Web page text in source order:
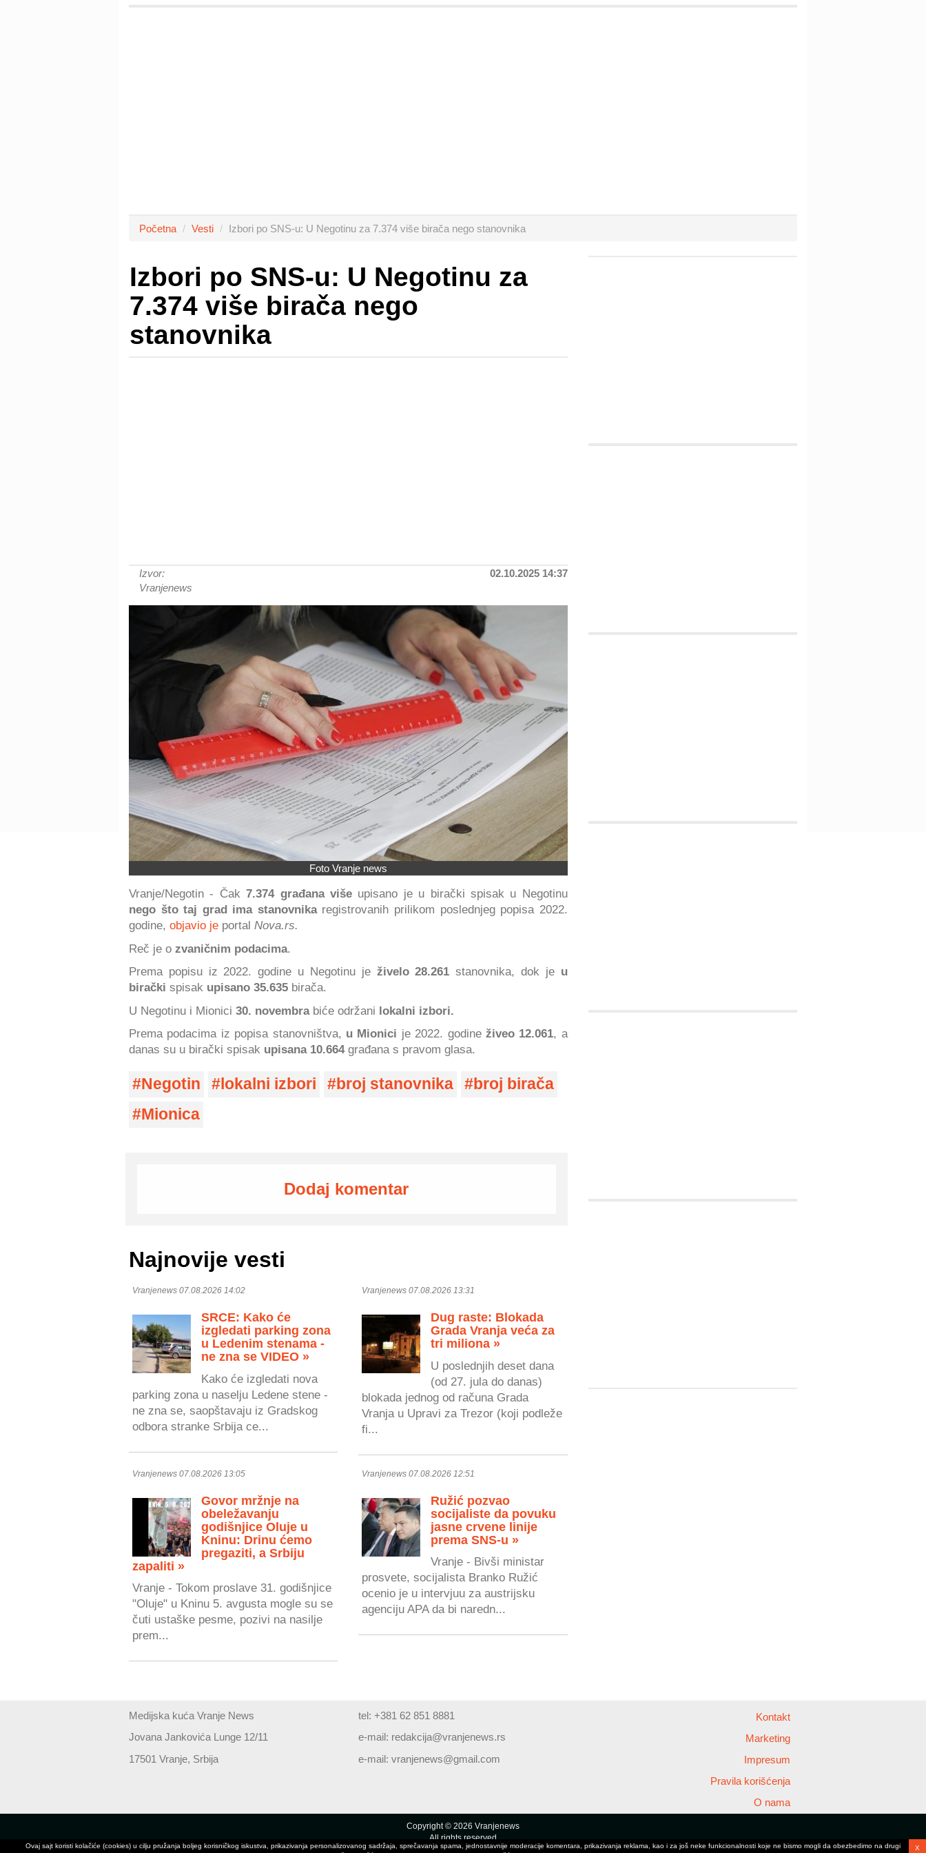
Početna Vesti Izbori po SNS-u: U Negotinu za 7.374 više birača nego stanovnika
Izbori po SNS-u: U Negotinu za
7.374 više birača nego
stanovnika
Izvor:
Vranjenews
02.10.2025 14:37
Foto Vranje news
Vranje/Negotin - Čak7.374 građana višeupisano je u birački spisak u Negotinu
nego što taj grad ima stanovnikaregistrovanih prilikom poslednjeg popisa 2022.
godine, objavio je portal Nova.rs.
Reč je o zvaničnim podacima.
Prema popisu iz 2022. godine u Negotinu ježivelo 28.261 stanovnika, dok je u
birački spisak upisano 35.635 birača.
U Negotinu i Mionici 30. novembrabiće održani lokalni izbori.
Prema podacima iz popisa stanovništva, u Mionici je 2022. godineživeo 12.061, a
danas su u birački spisak upisana 10.664građana s pravom glasa.
Negotin lokalni izbori broj stanovnika
broj birača
Mionica
Dodaj komentar
Najnovije vesti
Vranjenews 07.08.2026 14:02
SRCE: Kako će
izgledati parking zona
u Ledenim stenama -
ne zna se VIDEO »
Kako će izgledati nova
parking zona u naselju Ledene stene -
ne zna se, saopštavaju iz Gradskog
odbora stranke Srbija ce...
Vranjenews 07.08.2026 13:31
Dug raste: Blokada
Grada Vranja veća za
tri miliona »
U poslednjih deset dana
(od 27. jula do danas)
blokada jednog od računa Grada
Vranja u Upravi za Trezor (koji podleže
fi...
Vranjenews 07.08.2026 13:05
Govor mržnje na
obeležavanju
godišnjice Oluje u
Kninu: Drinu ćemo
pregaziti, a Srbiju
zapaliti »
Vranje - Tokom proslave 31. godišnjice
"Oluje" u Kninu 5. avgusta mogle su se
čuti ustaške pesme, pozivi na nasilje
prem...
Vranjenews 07.08.2026 12:51
Ružić pozvao
socijaliste da povuku
jasne crvene linije
prema SNS-u »
Vranje - Bivši ministar
prosvete, socijalista Branko Ružić
ocenio je u intervjuu za austrijsku
agenciju APA da bi naredn...
Medijska kuća Vranje News
Jovana Jankovića Lunge 12/11
17501 Vranje, Srbija
tel: +381 62 851 8881
e-mail: redakcija@vranjenews.rs
e-mail:vranjenews@gmail.com
Kontakt
Marketing
Impresum
Pravila korišćenja
O nama
Copyright © 2026 Vranjenews
All rights reserved
www.vranjenews.rs
Ovaj sajt koristi kolačiće (cookies) u cilju pružanja boljeg korisničkog iskustva, prikazivanja personalizovanog sadržaja, sprečavanja spama, jednostavnije moderacije komentara, prikazivanja reklama, kao i za još neke funkcionalnosti koje ne bismo mogli da obezbedimo na drugi
X